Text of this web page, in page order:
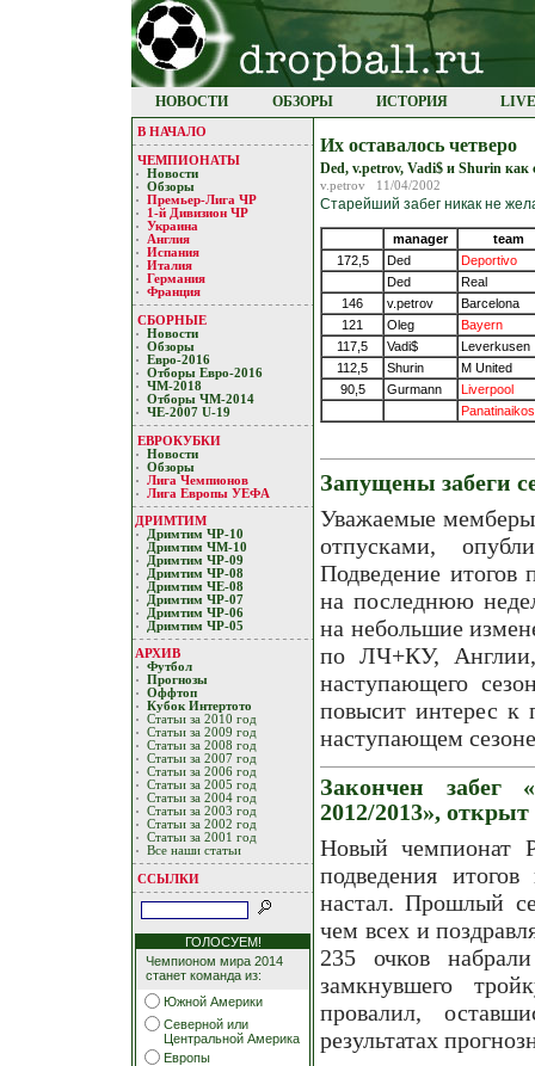
НОВОСТИ ОБЗОРЫ ИСТОРИЯ
В НАЧАЛО
ЧЕМПИОНАТЫ
Новости
Обзоры
Премьер-Лигa ЧР
1-й Дивизион ЧР
Украина
Англия
Испания
Италия
Германия
Франция
СБОРНЫЕ
Новости
Обзоры
Евро-2016
Отборы Евро-2016
ЧМ-2018
Отборы ЧМ-2014
ЧЕ-2007 U-19
ЕВРОКУБКИ
Новости
Обзоры
Лигa Чемпиoнoв
Лига Европы УЕФA
ДРИМТИМ
Дримтим ЧР-10
Дримтим ЧМ-10
Дримтим ЧР-09
Дримтим ЧР-08
Дримтим ЧЕ-08
Дримтим ЧР-07
Дримтим ЧР-06
Дримтим ЧР-05
АРХИВ
Футбол
Прогнозы
Оффтоп
Кубoк Интертoтo
Статьи за 2010 год
Статьи за 2009 год
Статьи за 2008 год
Статьи за 2007 год
Статьи за 2006 год
Статьи за 2005 год
Статьи за 2004 год
Статьи за 2003 год
Статьи за 2002 год
Статьи за 2001 год
Все наши статьи
ССЫЛКИ
ГОЛОСУЕМ!
Чемпионом мира 2014
станет команда из:
Южной Америки
Северной или
Центральной Америка
Европы
Их оставалось четверо
Ded, v.petrov, Vadi$ и Shurin как
v.petrov 11/04/2002
Старейший забег никак не
manager
team
172,5
Ded
Deportivo
Ded
Real
146
v.petrov
Barcelona
121
Oleg
Bayern
117,5
Vadi$
Leverkusen
112,5
Shurin
M United
90,5
Gurmann
Liverpool
Panatinaikos
Запущены забеги
Уважаемые
отпусками,
Подведение итогов
на последнюю
на небольшие
по ЛЧ+КУ,
наступающего
повысит интерес к
наступающем
Закончен забег
2012/2013»,
Новый чемпионат
подведения
настал. Прошлый
чем всех и
235 очков
замкнувшего
провалил,
результатах